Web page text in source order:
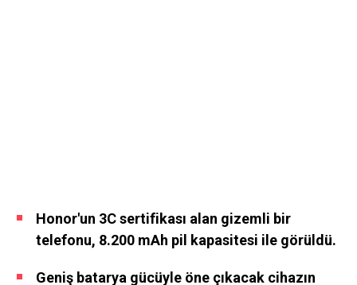
Honor'un 3C sertifikası alan gizemli bir
telefonu, 8.200 mAh pil kapasitesi ile görüldü.
Geniş batarya gücüyle öne çıkacak cihazın